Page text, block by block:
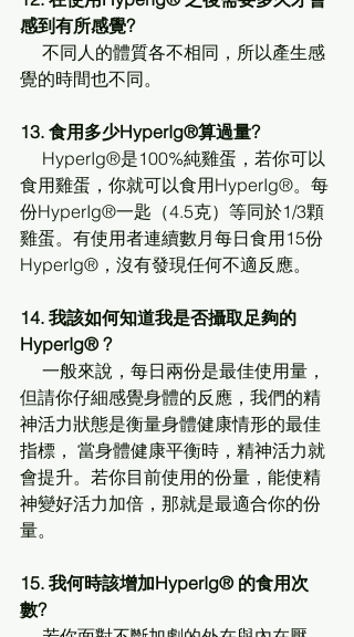
感到有所感覺?
覺的時間也不同。
13. 食用多少HyperIg®算過量?
食用雞蛋，你就可以食用HyperIg®。每
份HyperIg®一匙（4.5克）等同於1/3顆
雞蛋。有使用者連續數月每日食用15份
HyperIg®，沒有發現任何不適反應。
14. 我該如何知道我是否攝取足夠的
HyperIg® ?
但請你仔細感覺身體的反應，我們的精
神活力狀態是衡量身體健康情形的最佳
指標， 當身體健康平衡時，精神活力就
會提升。若你目前使用的份量，能使精
神變好活力加倍，那就是最適合你的份
量。
15. 我何時該增加HyperIg® 的食用次
數?